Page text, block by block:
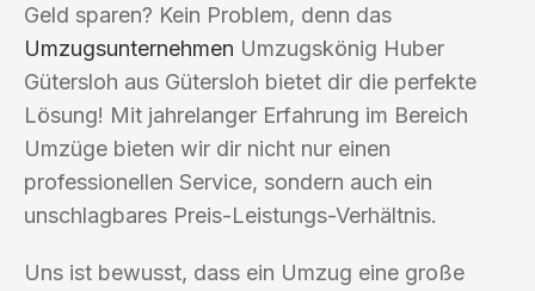
Geld sparen? Kein Problem, denn das
Umzugsunternehmen Umzugskönig Huber
Gütersloh aus Gütersloh bietet dir die perfekte
Lösung! Mit jahrelanger Erfahrung im Bereich
Umzüge bieten wir dir nicht nur einen
professionellen Service, sondern auch ein
unschlagbares Preis-Leistungs-Verhältnis.
Uns ist bewusst, dass ein Umzug eine große